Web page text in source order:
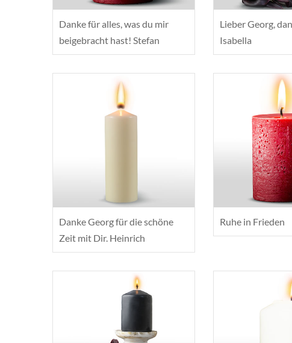
Danke für alles, was du mir
beigebracht hast! Stefan
Lieber Georg,
Isabella
Danke Georg für die schöne
Zeit mit Dir. Heinrich
Ruhe in Frieden